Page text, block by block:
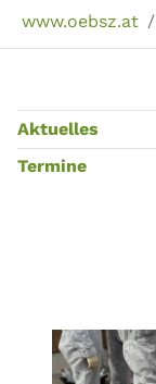
www.oebsz.at
Aktuelles
Termine